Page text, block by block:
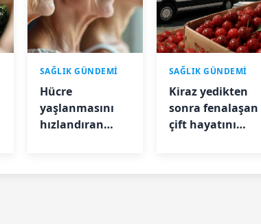
SAĞLIK GÜNDEMİ
Hücre
yaşlanmasını
hızlandıran
SAĞLIK GÜNDEMİ
Kiraz yedikten
sonra fenalaşan
çift hayatını